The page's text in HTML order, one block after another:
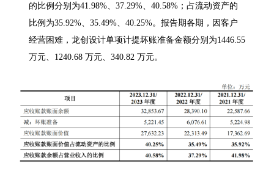
的比例分别为41.98%、37.29%、40.58%；占流动资产的
比例为35.92%、35.49%、40.25%。报告期各期，因客户
经营困难，龙创设计单项计提坏账准备金额分别为1446.55
万元、1240.68 万元、340.82 万元。